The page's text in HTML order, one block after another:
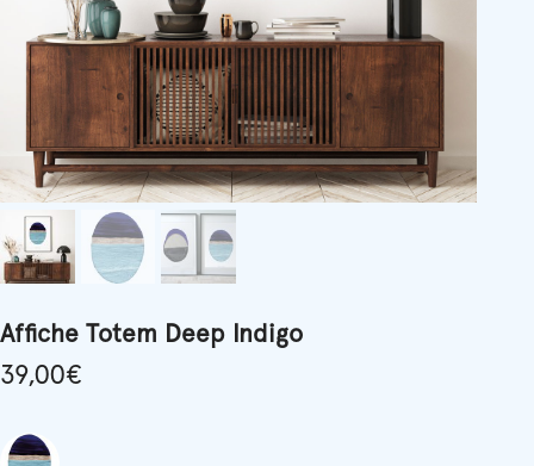
Affiche Totem Deep Indigo
39,00€